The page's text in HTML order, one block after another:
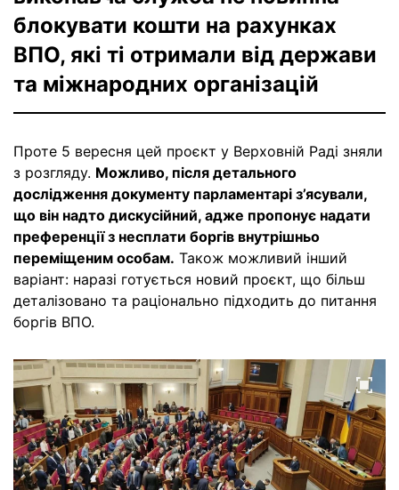
блокувати кошти на рахунках
ВПО, які ті отримали від держави
та міжнародних організацій
Проте 5 вересня цей проєкт у Верховній Раді зняли
з розгляду. Можливо, після детального
дослідження документу парламентарі з’ясували,
що він надто дискусійний, адже пропонує надати
преференції з несплати боргів внутрішньо
переміщеним особам. Також можливий інший
варіант: наразі готується новий проєкт, що більш
деталізовано та раціонально підходить до питання
боргів ВПО.